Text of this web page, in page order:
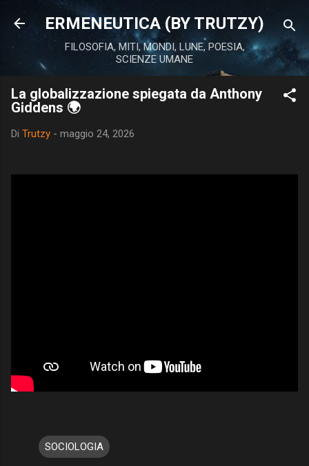
Passa ai contenuti principali
ERMENEUTICA (BY TRUTZY)
FILOSOFIA, MITI, MONDI, LUNE, POESIA,
SCIENZE UMANE
La globalizzazione spiegata da Anthony
Giddens 🌍
Di Trutzy - maggio 24, 2026
SOCIOLOGIA